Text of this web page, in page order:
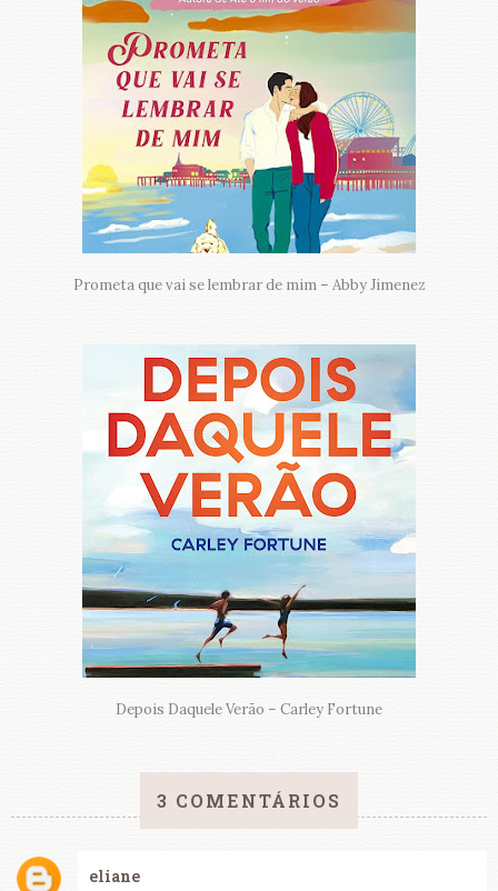
Prometa que vai se lembrar de mim – Abby Jimenez
Depois Daquele Verão – Carley Fortune
3 COMENTÁRIOS
eliane